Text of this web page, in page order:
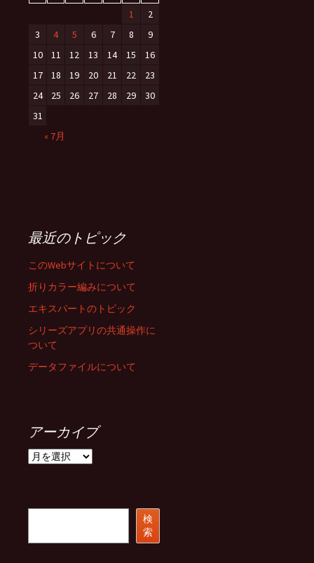
1
2
3
4 5 6 7 8
9
10
11 12 13 14 15
16
17
18 19 20 21 22
23
24
25 26 27 28 29
30
31
« 7月
最近のトピック
このWebサイトについて
折りカラー編みについて
エキスパートのトピック
シリーズアプリの共通操作に
ついて
データファイルについて
アーカイブ
ア
検
索